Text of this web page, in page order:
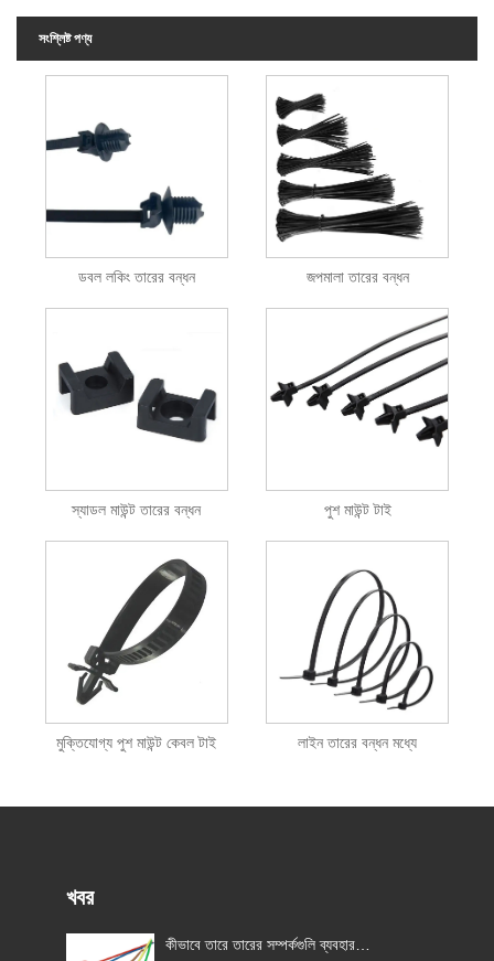
সংশ্লিষ্ট পণ্য
ডবল লকিং তারের বন্ধন জপমালা তারের বন্ধন
স্যাডল মাউন্ট তারের বন্ধন পুশ মাউন্ট টাই
মুক্তিযোগ্য পুশ মাউন্ট কেবল টাই লাইন তারের বন্ধন মধ্যে
খবর
কীভাবে তারে তারের সম্পর্কগুলি ব্যবহার